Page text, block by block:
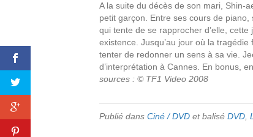
A la suite du décès de son mari, Shin-
petit garçon. Entre ses cours de
qui tente de se rapprocher d’elle,
existence. Jusqu’au jour où la
tenter de redonner un sens à sa vie.
d’interprétation à Cannes. En bonus,
sources : © TF1 Video 2008
Publié dans Ciné / DVD et balisé DVD